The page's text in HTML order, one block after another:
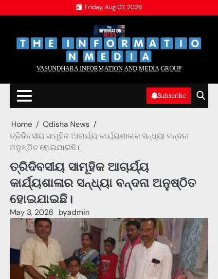
to
Friday, Aug 07, 2026
V̲A̲S̲U̲N̲D̲H̲A̲R̲A̲ I̲N̲F̲O̲R̲M̲A̲T̲I̲O̲N̲ A̲N̲D̲ M̲E̲D̲I̲A̲ G̲R̲O̲U̲P̲
Subscribe
Home
Odisha News
ତ୍ରିଦିବସୀୟ ସାମୂହିକ ଆଚାର୍ଯ୍ୟ କାର୍ଯ୍ୟଶାଳାର ସନ୍ଧ୍ୟା ବନ୍ଦନା
ଅନୁଷ୍ଠିତ ହୋଇଯାଇଛି।
ତ୍ରିଦିବସୀୟ ସାମୂହିକ ଆଚାର୍ଯ୍ୟ
କାର୍ଯ୍ୟଶାଳାର ସନ୍ଧ୍ୟା ବନ୍ଦନା ଅନୁଷ୍ଠିତ
ହୋଇଯାଇଛି।
May 3, 2026 byadmin